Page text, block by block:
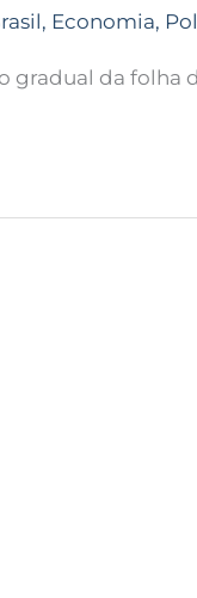
, Economia,
gradual da folha